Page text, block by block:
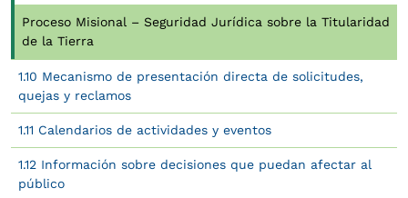
Proceso Misional – Seguridad Jurídica sobre la Titularidad
de la Tierra
1.10 Mecanismo de presentación directa de solicitudes,
quejas y reclamos
1.11 Calendarios de actividades y eventos
1.12 Información sobre decisiones que puedan afectar al
público